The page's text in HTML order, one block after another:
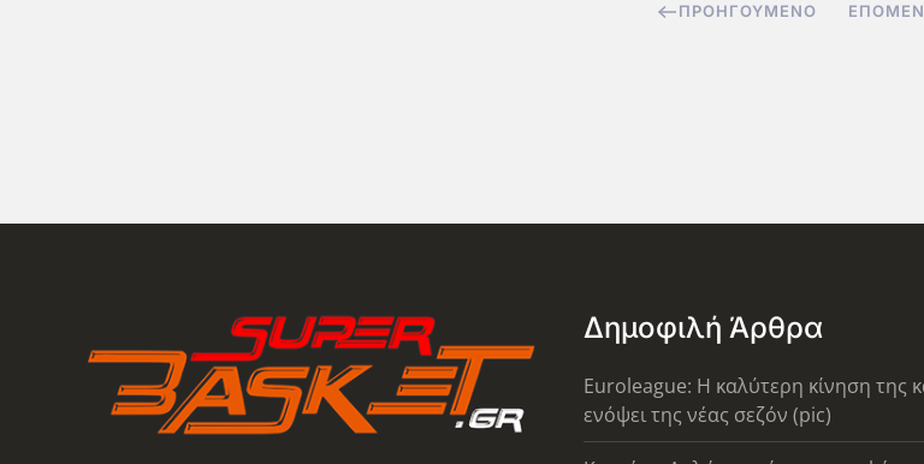
ΠΡΟΗΓΟΎΜΕΝΟ
Δημοφιλή Άρθρα
Euroleague: Η καλύτερη κίνηση της
ενόψει της νέας σεζόν (pic)